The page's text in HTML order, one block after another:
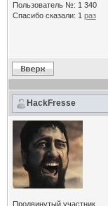
Пользователь №: 1 340
Спасибо сказали: 1 раз
HackFresse
Продвинутый участник